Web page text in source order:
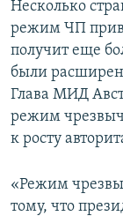
Несколько
режим ЧП
получит еще
были
Глава МИД
режим
к росту
«Режим
тому, что